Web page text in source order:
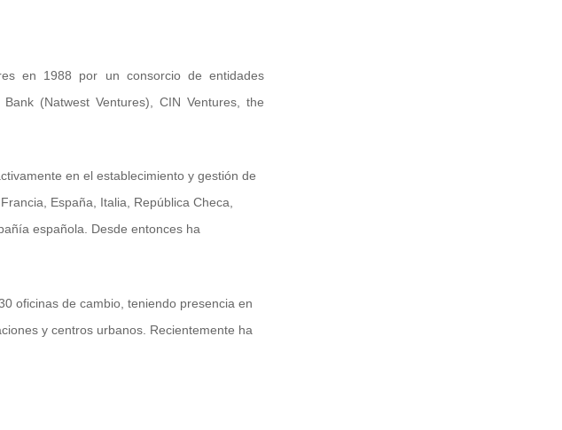
en 1988 por un consorcio de entidades
(Natwest Ventures), CIN Ventures, the
en el establecimiento y gestión de
España, Italia, República Checa,
española. Desde entonces ha
oficinas de cambio, teniendo presencia en
y centros urbanos. Recientemente ha